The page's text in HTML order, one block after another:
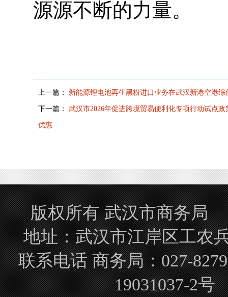
源源不断的力量。
上一篇： 新能源锂电池再生黑粉进口业务在武汉新港空港综
下一篇： 武汉市2026年促进跨境贸易便利化专项行动试点
优惠
版权所有 武汉市商务局
地址：武汉市江岸区工
联系电话 商务局：027-
19031037-2号